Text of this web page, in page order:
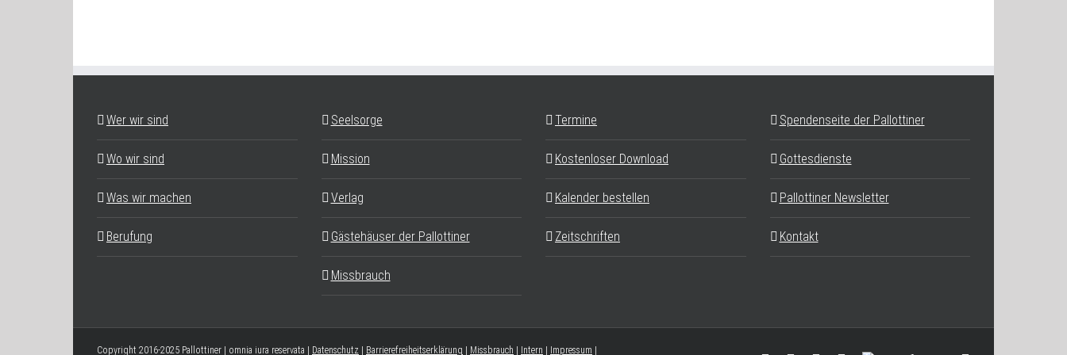
Wer wir sind
Wo wir sind
Was wir machen
Berufung
Seelsorge
Mission
Verlag
Gästehäuser der Pallottiner
Missbrauch
Termine
Kostenloser Download
Kalender bestellen
Zeitschriften
Spendenseite der Pallottiner
Gottesdienste
Pallottiner Newsletter
Kontakt
Copyright 2016-2025 Pallottiner | omnia iura reservata | Datenschutz Barrierefreiheitserklärung Missbrauch Intern Impressum